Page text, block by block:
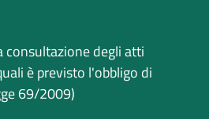
consultazione degli atti
è previsto l'obbligo di
69/2009)